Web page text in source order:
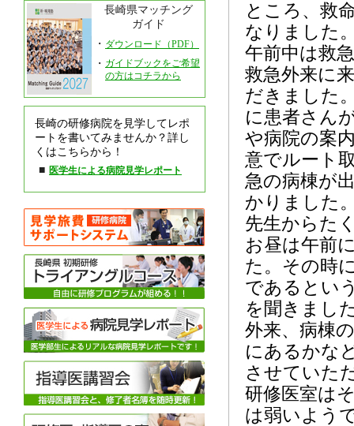
長崎県マッチング
ガイド
・ ダウンロード（PDF）
・ ガイドブックをご希望
の方はコチラから
長崎の研修病院を見学してレポ
ートを書いてみませんか？詳し
くはこちらから！
■ 医学生による病院見学レポート
ところ、救
なりました
午前中は救
救急外来に
だきました
に患者さん
や病院の案
意でルート
急の病棟が
かりました
先生からた
お昼は午前
た。その時
であるとい
を聞きまし
外来、病棟
にあるかな
させていた
研修医室は
は弱いよう